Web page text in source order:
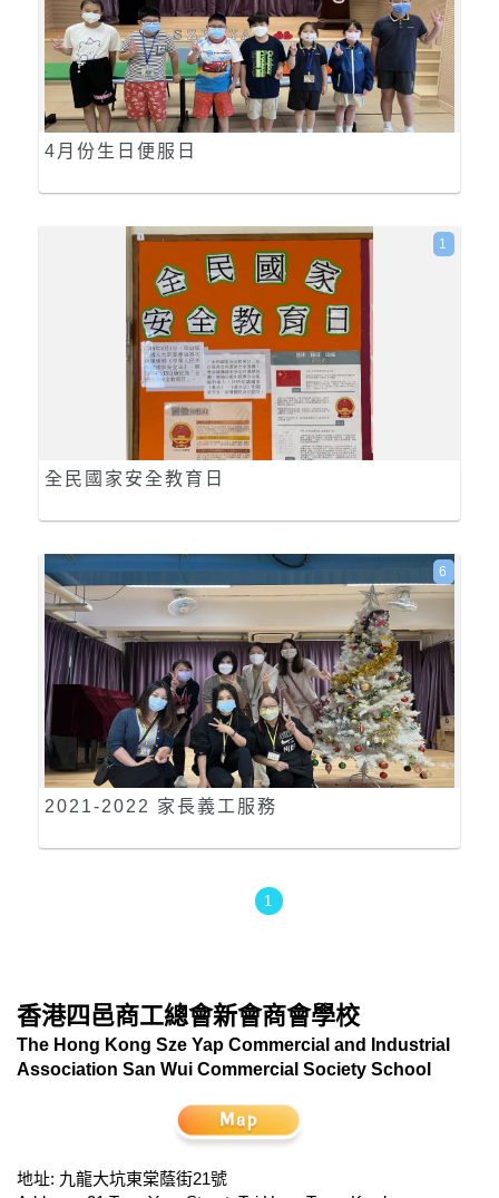
4月份生日便服日
全民國家安全教育日
1
2021-2022 家長義工服務
6
1
香港四邑商工總會新會商會學校
The Hong Kong Sze Yap Commercial and Industrial
Association San Wui Commercial Society School
地址: 九龍大坑東棠蔭街21號